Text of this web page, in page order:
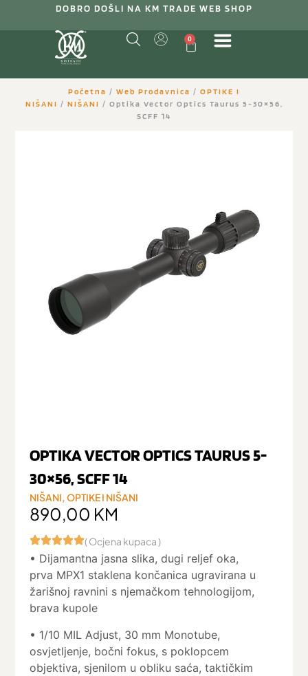
DOBRO DOŠLI NA KM TRADE WEB SHOP
0
Početna / Web Prodavnica / OPTIKE I
NIŠANI / NIŠANI / Optika Vector Optics Taurus 5-30×56,
SCFF 14
OPTIKA VECTOR OPTICS TAURUS 5-
30×56, SCFF 14
NIŠANI,OPTIKE I NIŠANI
890,00 KM
( Ocjena kupaca )
• Dijamantna jasna slika, dugi reljef oka,
prva MPX1 staklena končanica ugravirana u
žarišnoj ravnini s njemačkom tehnologijom,
brava kupole
• 1/10 MIL Adjust, 30 mm Monotube,
osvjetljenje, bočni fokus, s poklopcem
objektiva, sjenilom u obliku saća, taktičkim